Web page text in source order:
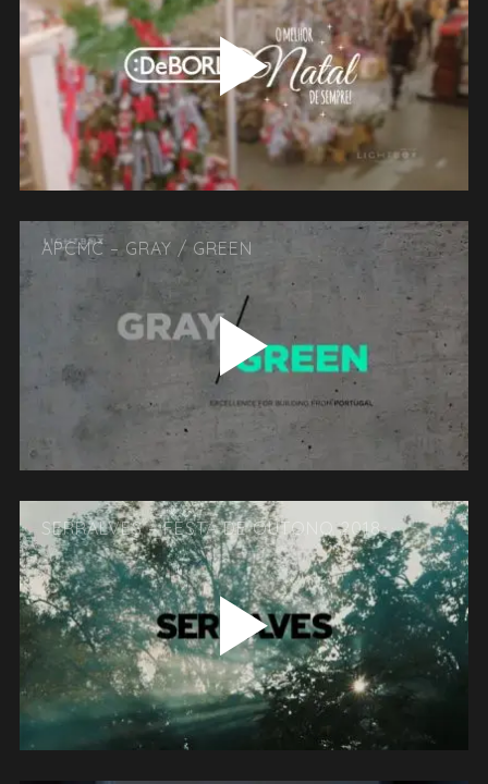
APCMC – GRAY / GREEN
SERRALVES – FESTA DE OUTONO 2018